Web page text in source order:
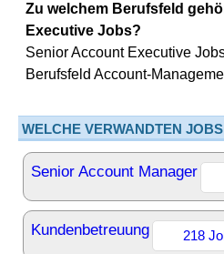
Zu welchem Berufsfeld
Executive Jobs?
Senior Account Executive
Berufsfeld Account-
WELCHE VERWANDTEN
Senior Account Manager
Kundenbetreuung 218